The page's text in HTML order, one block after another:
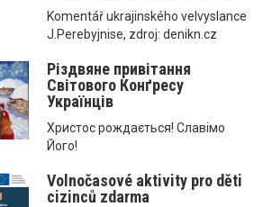
Komentář ukrajinského velvyslance
J.Perebyjnise, zdroj: denikn.cz
Різдвяне привітання
Світового Конґресу
Українців
Христос рождається! Славімо
Його!
Volnočasové aktivity pro děti
cizinců zdarma